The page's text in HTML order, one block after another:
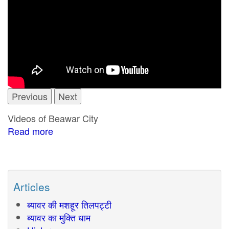
Previous
Next
Videos of Beawar City
Read more
Articles
ब्यावर की मशहूर तिलपट्टी
ब्यावर का मुक्ति धाम